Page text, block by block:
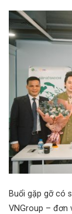
Buổi gặp gỡ có
VNGroup – đơn